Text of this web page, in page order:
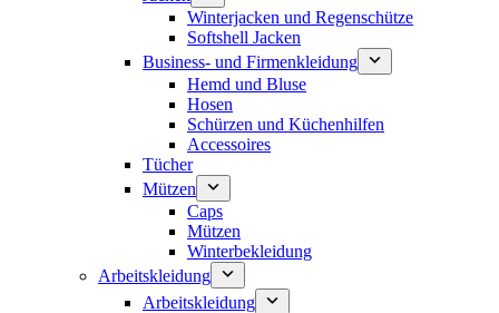
Winterjacken und Regenschütze
Softshell Jacken
Business- und Firmenkleidung
Hemd und Bluse
Hosen
Schürzen und Küchenhilfen
Accessoires
Tücher
Mützen
Caps
Mützen
Winterbekleidung
Arbeitskleidung
Arbeitskleidung